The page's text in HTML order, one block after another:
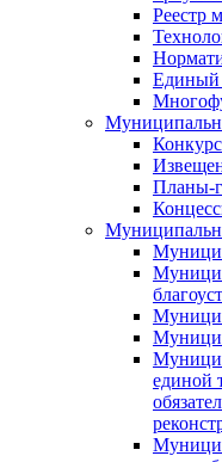
Реестр
Единый
Планы-
единой